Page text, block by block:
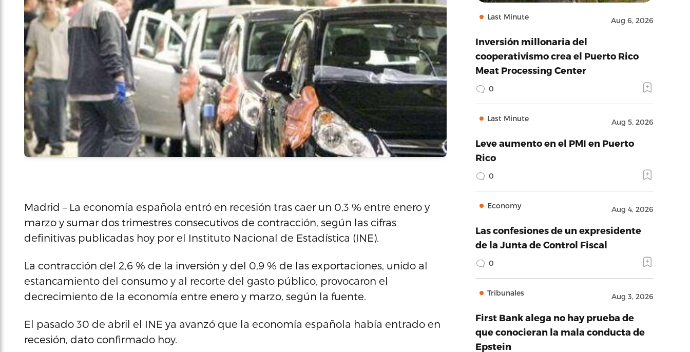
Madrid – La economía española entró en recesión tras caer un 0,3 % entre enero y
marzo y sumar dos trimestres consecutivos de contracción, según las cifras
definitivas publicadas hoy por el Instituto Nacional de Estadística (INE).
La contracción del 2,6 % de la inversión y del 0,9 % de las exportaciones, unido al
estancamiento del consumo y al recorte del gasto público, provocaron el
decrecimiento de la economía entre enero y marzo, según la fuente.
El pasado 30 de abril el INE ya avanzó que la economía española había entrado en
recesión, dato confirmado hoy.
Last Minute Aug 6, 2026
Inversión millonaria del
cooperativismo crea el Puerto Rico
Meat Processing Center
0
Last Minute Aug 5, 2026
Leve aumento en el PMI en Puerto
Rico
0
Economy Aug 4, 2026
Las confesiones de un expresidente
de la Junta de Control Fiscal
0
Tribunales Aug 3, 2026
First Bank alega no hay prueba de
que conocieran la mala conducta de
Epstein